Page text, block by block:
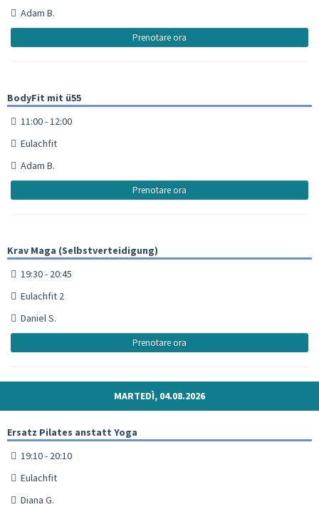
Adam B.
Prenotare ora
BodyFit mit ü55
11:00 - 12:00
Eulachfit
Adam B.
Prenotare ora
Krav Maga (Selbstverteidigung)
19:30 - 20:45
Eulachfit 2
Daniel S.
Prenotare ora
MARTEDÌ, 04.08.2026
Ersatz Pilates anstatt Yoga
19:10 - 20:10
Eulachfit
Diana G.